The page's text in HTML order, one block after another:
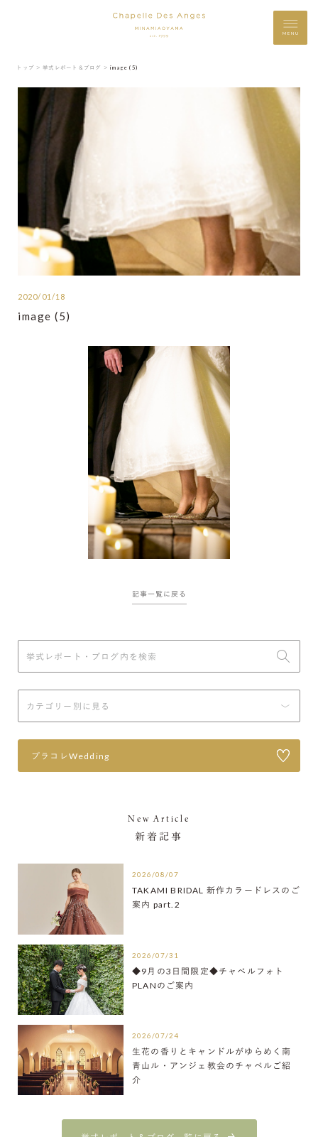
MENU
トップ ＞ 挙式レポート＆ブログ ＞ image (5)
2020/01/18
image (5)
記事一覧に戻る
プラコレWedding
New Article
新着記事
2026/08/07
TAKAMI BRIDAL 新作カラードレスのご
案内 part.2
2026/07/31
◆9月の3日間限定◆チャペルフォト
PLANのご案内
2026/07/24
生花の香りとキャンドルがゆらめく南
青山ル・アンジェ教会のチャペルご紹
介